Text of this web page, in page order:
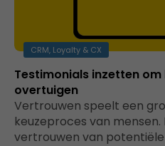
CRM, Loyalty & CX
Testimonials inzetten
overtuigen
Vertrouwen speelt een
keuzeproces van
vertrouwen van